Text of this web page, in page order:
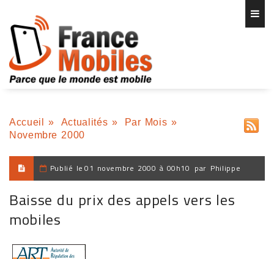
Accueil » Actualités » Par Mois »
Novembre 2000
Publié le 01 novembre 2000 à 00h10 par Philippe
Baisse du prix des appels vers les
mobiles